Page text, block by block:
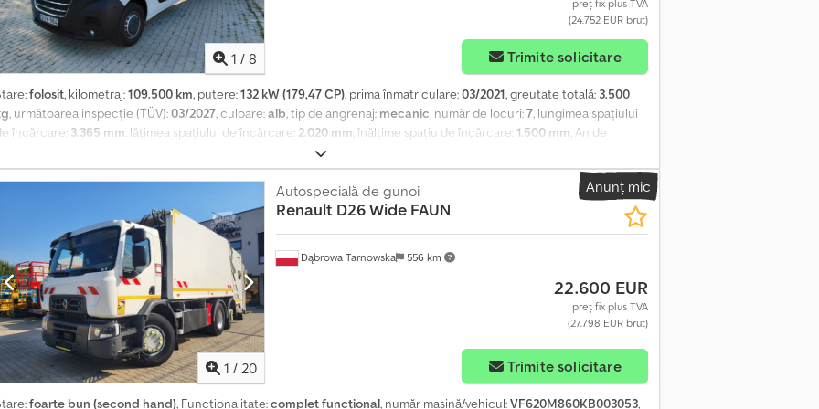
1 / 8
preț fix plus TVA
(24.752 EUR brut)
Trimite solicitare
folosit, kilometraj:109.500 km, putere:132 kW (179,47 CP), prima înmatriculare:03/2021, greutate totală: 3.500
, următoarea inspecție (TÜV):03/2027, culoare:alb, tip de angrenaj: mecanic, număr de locuri:7, lungimea spațiului
încărcare: 3.365 mm, lățimea spațiului de încărcare: 2.020 mm, înălțime spațiu de încărcare:1.500 mm, An de
ABS, aer condiționat, program electronic de stabilitate (ESP), închidere centralizată
să ne contactați și prin aplicațiile WhatsApp/Viber. Adresa de e-mail: Codpezri Edsfx Aiisrf Acest vehicul face
parte din flota noastră de vehicule de închiriat pe termen lung și are un istoric complet al întreținerii. Principalele
echipamente includ: Bluetooth, sistem multimedia, volan multifuncțional, oglinzi și geamuri electrice etc.
Anunț mic
1 / 20
Dąbrowa Tarnowska 556 km
Autospecială de gunoi
Renault D26 Wide FAUN
22.600 EUR
preț fix plus TVA
(27.798 EUR brut)
Trimite solicitare
foarte bun (second hand), Funcționalitate:complet funcțional, număr mașină/vehicul:VF620M860KB003053,